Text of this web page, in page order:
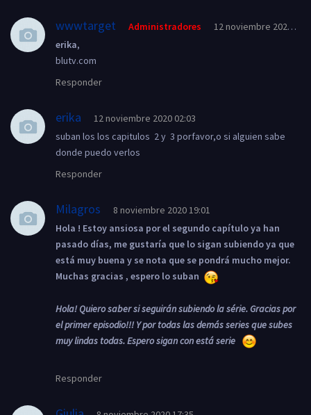
wwwtarget Administradores
12 noviembre 2020
erika,
blutv.com
Responder
erika
12 noviembre 2020 02:03
suban los los capitulos 2 y 3 porfavor,o si alguien sabe
donde puedo verlos
Responder
Milagros
8 noviembre 2020 19:01
Hola ! Estoy ansiosa por el segundo capítulo ya han
pasado días, me gustaría que lo sigan subiendo ya que
está muy buena y se nota que se pondrá mucho mejor.
Muchas gracias , espero lo suban
Hola! Quiero saber si seguirán subiendo la série. Gracias por
el primer episodio!!! Y por todas las demás series que subes
muy lindas todas. Espero sigan con está serie
Responder